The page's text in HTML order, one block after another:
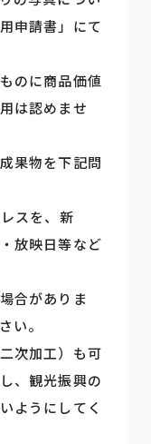
申請書」にて
のに商品価値
は認めませ
果物を下記問
スを、新
放映日等など
合がありま
い。
次加工）も可
、観光振興の
ようにしてく